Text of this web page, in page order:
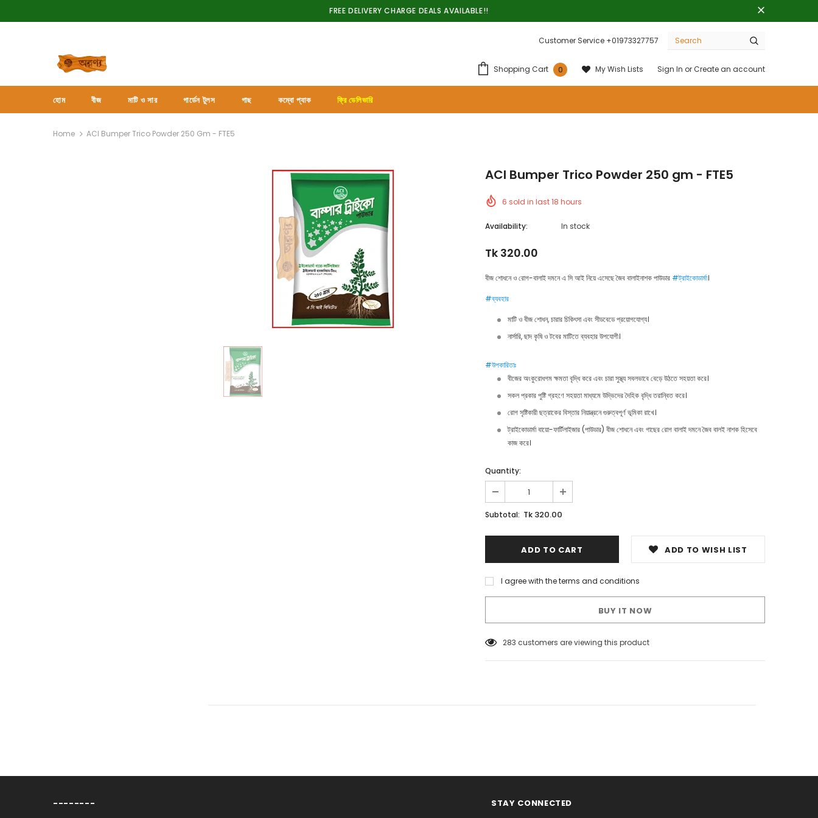
FREE DELIVERY CHARGE DEALS AVAILABLE!!
Customer Service +01973327757
Shopping Cart 0 My Wish Lists Sign In orCreate an account
হোম বীজ মাটি ও সার গার্ডেন টুলস গাছ কম্বো প্যাক ফ্রি ডেলিভারি
Home ACI Bumper Trico Powder 250 Gm - FTE5
ACI Bumper Trico Powder 250 gm - FTE5
6 sold in last18 hours
Availability: In stock
Tk 320.00
বীজ শোধনে ও রোগ-বালাই দমনে এ সি আই নিয়ে এসেছে জৈব বালাইনাশক পাউডার #ট্রাইকোডার্মা।
#ব্যবহার
মাটি ও বীজ শোধন, চারার চিকিৎসা এবং সীডবেডে প্রয়োগযোগ্য।
নার্সারি, ছাদ কৃষি ও টবের মাটিতে ব্যবহার উপযোগী।
#উপকারিতাঃ
বীজের অংকুরোধগম ক্ষমতা বৃদ্ধি করে এবং চারা সুস্থ্য সবলভাবে বেড়ে উঠতে সহয়তা করে।
সকল প্রকার পুষ্টি গ্রহণে সহয়তা মাধ্যমে উদ্ভিদের দৈহিক বৃদ্ধি তরান্বিত করে।
রোগ সৃষ্টিকারী ছত্রাকের বিস্তার নিয়ান্ত্রনে গুরুত্বপূর্ণ ভূমিকা রাখে।
ট্রাইকোডার্মা বায়ো-ফার্টিলাইজার (পাউডার) বীজ শোধনে এবং গাছের রোগ বালাই দমনে জৈব বালই নাশক হিসেবে
কাজ করে।
Quantity:
Subtotal: Tk 320.00
ADD TO WISH LIST
I agree with the terms and conditions
BUY IT NOW
283 customers are viewing this product
-------- STAY CONNECTED